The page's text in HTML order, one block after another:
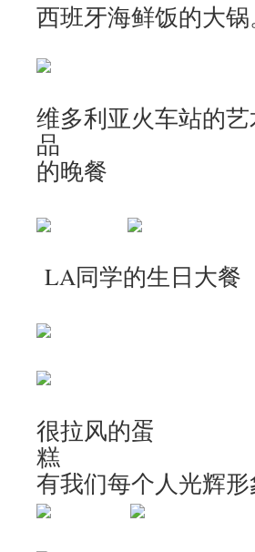
西班牙海鲜饭的大
维多利亚火车站的艺
品
的晚餐
LA同学的生日大餐
很拉风的蛋
有我们每个人光辉